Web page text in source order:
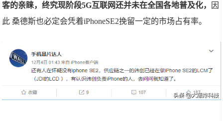
客的亲睐，终究现阶段5G互联网还并未在全国各地普及化，
因
此 桑德斯也必定会凭着iPhoneSE2挽留一定的市场占有率。